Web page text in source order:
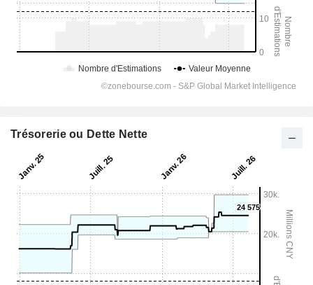
Trésorerie ou Dette Nette